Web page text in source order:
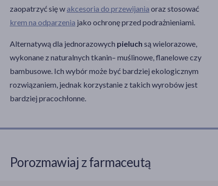
zaopatrzyć się wakcesoria do przewijania oraz stosować
krem na odparzenia jako ochronę przed podrażnieniami.
Alternatywą dla jednorazowych pieluch są wielorazowe,
wykonane z naturalnych tkanin– muślinowe, flanelowe czy
bambusowe. Ich wybór może być bardziej ekologicznym
rozwiązaniem, jednak korzystanie z takich wyrobów jest
bardziej pracochłonne.
Porozmawiaj z farmaceutą